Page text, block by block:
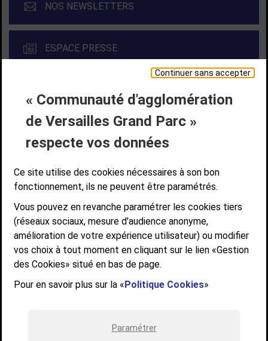
Continuer sans accepter
« Communauté d'agglomération
de Versailles Grand Parc »
respecte vos données
Ce site utilise des cookies nécessaires à son bon
fonctionnement, ils ne peuvent être paramétrés.
Vous pouvez en revanche paramétrer les cookies tiers
(réseaux sociaux, mesure d'audience anonyme,
amélioration de votre expérience utilisateur) ou modifier
vos choix à tout moment en cliquant sur le lien «Gestion
des Cookies» situé en bas de page.
Pour en savoir plus sur la «Politique Cookies»
Paramétrer
NOS NEWSLETTERS
ESPACE PRESSE
Liens bas de page
CONTACT MENTIONS LÉGALES
PLAN DE SITE
ACCESSIBILITÉ NUMÉRIQUE
GESTION DES COOKIES
Suivez-nous
Communauté d'agglomération de Versailles
Grand Parc
6, AVENUE DE PARIS - CS 10922 - 78009 VERSAILLES CEDEX
STANDARD : 01 39 66 30 00 - OUVERT DU LUNDI AU VENDREDI DE 9H À